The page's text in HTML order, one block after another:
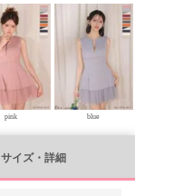
pink blue
サイズ・詳細